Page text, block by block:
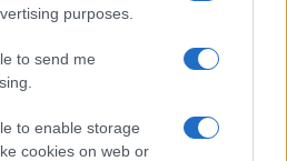
purposes.
to send me
to enable storage
cookies on web or